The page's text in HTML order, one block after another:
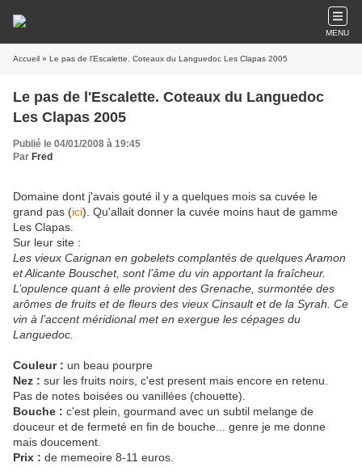
MENU
Accueil » Le pas de l'Escalette. Coteaux du Languedoc Les Clapas 2005
Le pas de l'Escalette. Coteaux du Languedoc
Les Clapas 2005
Publié le 04/01/2008 à 19:45
Par Fred
Domaine dont j'avais gouté il y a quelques mois sa cuvée le
grand pas (ici). Qu'allait donner la cuvée moins haut de gamme
Les Clapas.
Sur leur site :
Les vieux Carignan en gobelets complantés de quelques Aramon
et Alicante Bouschet, sont l’âme du vin apportant la fraîcheur.
L’opulence quant à elle provient des Grenache, surmontée des
arômes de fruits et de fleurs des vieux Cinsault et de la Syrah. Ce
vin à l’accent méridional met en exergue les cépages du
Languedoc.
Couleur : un beau pourpre
Nez : sur les fruits noirs, c'est present mais encore en retenu.
Pas de notes boisées ou vanillées (chouette).
Bouche : c'est plein, gourmand avec un subtil melange de
douceur et de fermeté en fin de bouche... genre je me donne
mais doucement.
Prix : de memeoire 8-11 euros.